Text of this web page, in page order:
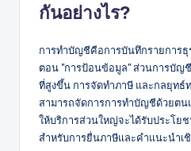
กันอย่างไร?
การทำบัญชีคือการบันทึกรายการธุ
ตอน "การป้อนข้อมูล" ส่วนการบัญ
ที่สูงขึ้น การจัดทำภาษี และกลยุทธ์
สามารถจัดการการทำบัญชีด้วยตน
ให้บริการส่วนใหญ่จะได้รับประโ
สำหรับการยื่นภาษีและคำแนะนำเ